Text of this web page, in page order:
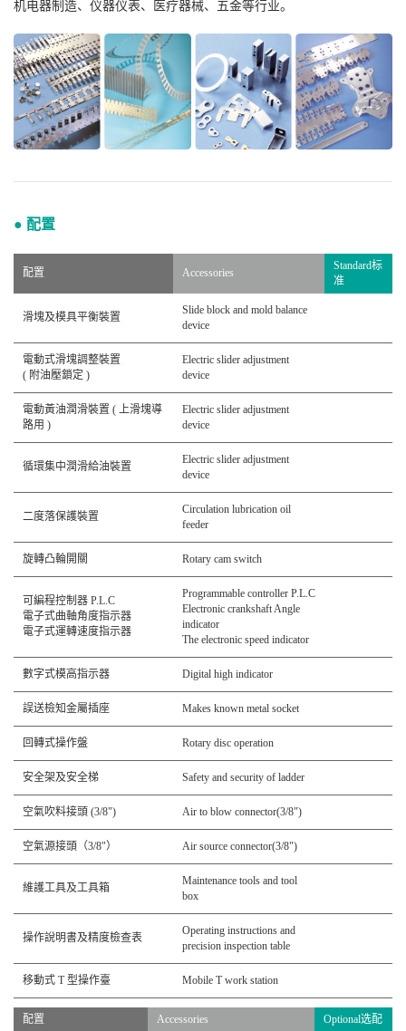
机电器制造、仪器仪表、医疗器械、五金等行业。
● 配置
配置 Accessories
Standard标
准
滑塊及模具平衡裝置
Slide block and mold balance
device
電動式滑塊調整裝置
( 附油壓鎖定 )
Electric slider adjustment
device
電動黃油潤滑裝置 ( 上滑塊導
路用 )
Electric slider adjustment
device
循環集中潤滑給油裝置
Electric slider adjustment
device
二度落保護裝置
Circulation lubrication oil
feeder
旋轉凸輪開關 Rotary cam switch
可編程控制器 P.L.C
電子式曲軸角度指示器
電子式運轉速度指示器
Programmable controller P.L.C
Electronic crankshaft Angle
indicator
The electronic speed indicator
數字式模高指示器 Digital high indicator
誤送檢知金屬插座 Makes known metal socket
回轉式操作盤 Rotary disc operation
安全架及安全梯 Safety and security of ladder
空氣吹料接頭 (3/8") Air to blow connector(3/8")
空氣源接頭（3/8"） Air source connector(3/8")
維護工具及工具箱
Maintenance tools and tool
box
操作說明書及精度檢查表
Operating instructions and
precision inspection table
移動式 T 型操作臺 Mobile T work station
配置 Accessories Optional选配